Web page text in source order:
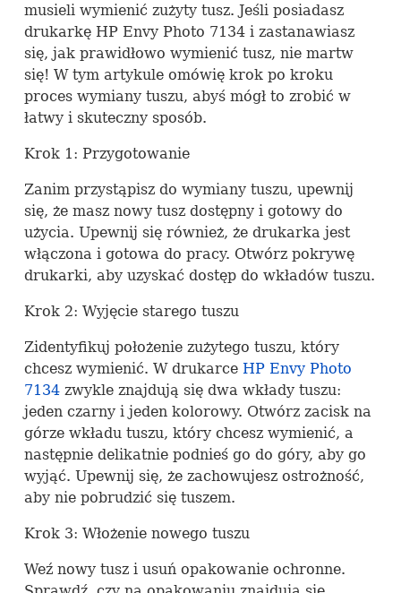
musieli wymienić zużyty tusz. Jeśli posiadasz
drukarkę HP Envy Photo 7134 i zastanawiasz
się, jak prawidłowo wymienić tusz, nie martw
się! W tym artykule omówię krok po kroku
proces wymiany tuszu, abyś mógł to zrobić w
łatwy i skuteczny sposób.
Krok 1: Przygotowanie
Zanim przystąpisz do wymiany tuszu, upewnij
się, że masz nowy tusz dostępny i gotowy do
użycia. Upewnij się również, że drukarka jest
włączona i gotowa do pracy. Otwórz pokrywę
drukarki, aby uzyskać dostęp do wkładów tuszu.
Krok 2: Wyjęcie starego tuszu
Zidentyfikuj położenie zużytego tuszu, który
chcesz wymienić. W drukarce HP Envy Photo
7134zwykle znajdują się dwa wkłady tuszu:
jeden czarny i jeden kolorowy. Otwórz zacisk na
górze wkładu tuszu, który chcesz wymienić, a
następnie delikatnie podnieś go do góry, aby go
wyjąć. Upewnij się, że zachowujesz ostrożność,
aby nie pobrudzić się tuszem.
Krok 3: Włożenie nowego tuszu
Weź nowy tusz i usuń opakowanie ochronne.